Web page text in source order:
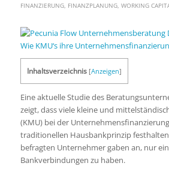
FINANZIERUNG, FINANZPLANUNG, WORKING
Inhaltsverzeichnis [Anzeigen]
Eine aktuelle Studie des
zeigt, dass viele kleine und
(KMU) bei der
traditionellen Hausbankprinzip
befragten Unternehmer gaben an, nur
Bankverbindungen zu haben.